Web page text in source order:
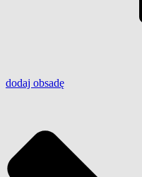
dodaj obsadę